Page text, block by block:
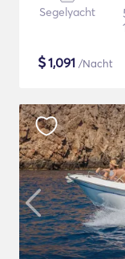
Segelyacht
$1,091 /Nacht